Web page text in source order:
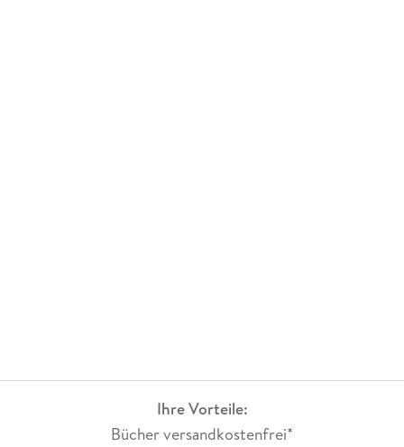
Ihre Vorteile:
Bücher versandkostenfrei*